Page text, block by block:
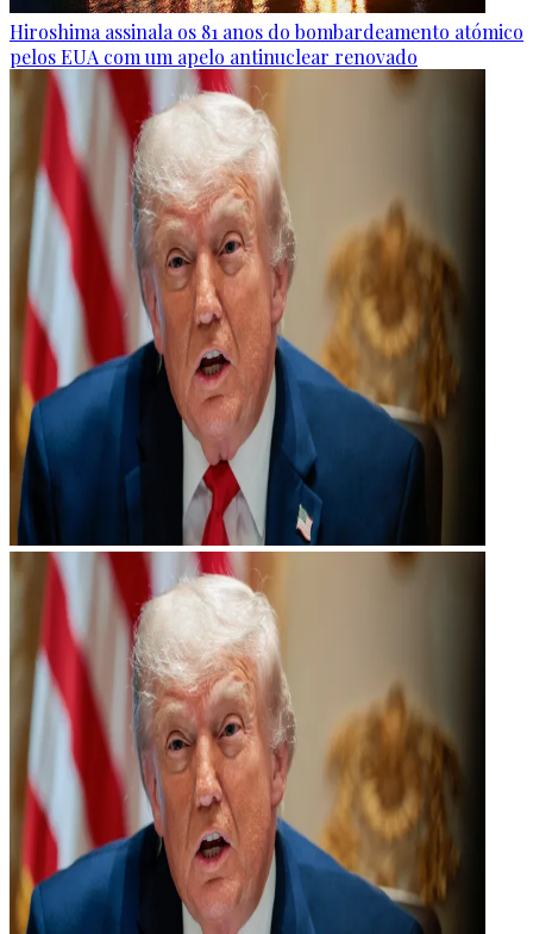
Hiroshima assinala os 81 anos do bombardeamento atómico
pelos EUA com um apelo antinuclear renovado